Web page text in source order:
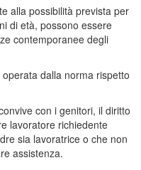
alla possibilità prevista per
di età, possono essere
contemporanee degli
dalla norma rispetto
con i genitori, il diritto
lavoratore richiedente
sia lavoratrice o che non
assistenza.